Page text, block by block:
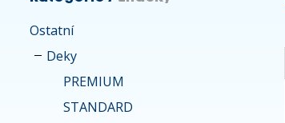
Ostatní
Deky
PREMIUM
STANDARD